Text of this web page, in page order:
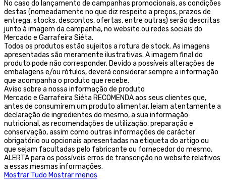
No caso do lançamento de campanhas promocionais, as condições
destas (nomeadamente no que diz respeito a preços, prazos de
entrega, stocks, descontos, ofertas, entre outras) serão descritas
junto à imagem da campanha, no website ou redes sociais do
Mercado e Garrafeira Siéta.
Todos os produtos estão sujeitos a rotura de stock. As imagens
apresentadas são meramente ilustrativas. A imagem final do
produto pode não corresponder. Devido a possíveis alterações de
embalagens e/ou rótulos, deverá considerar sempre a informação
que acompanha o produto que recebe.
Aviso sobre a nossa informação de produto
Mercado e Garrafeira Siéta RECOMENDA aos seus clientes que,
antes de consumirem um produto alimentar, leiam atentamente a
declaração de ingredientes do mesmo, a sua informação
nutricional, as recomendações de utilização, preparação e
conservação, assim como outras informações de carácter
obrigatório ou opcionais apresentadas na etiqueta do artigo ou
que sejam facultadas pelo fabricante ou fornecedor do mesmo.
ALERTA para os possíveis erros de transcrição no website relativos
a essas mesmas informações.
Mostrar Tudo Mostrar menos